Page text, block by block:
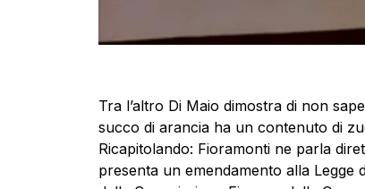
Tra l’altro Di Maio dimostra di non
succo di arancia ha un contenuto di
Ricapitolando: Fioramonti ne parla
presenta un emendamento alla